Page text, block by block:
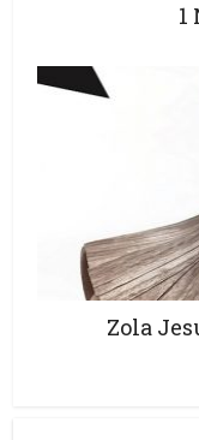
1
Zola